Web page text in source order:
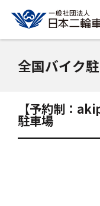
全国バイク
【予約制：
駐車場